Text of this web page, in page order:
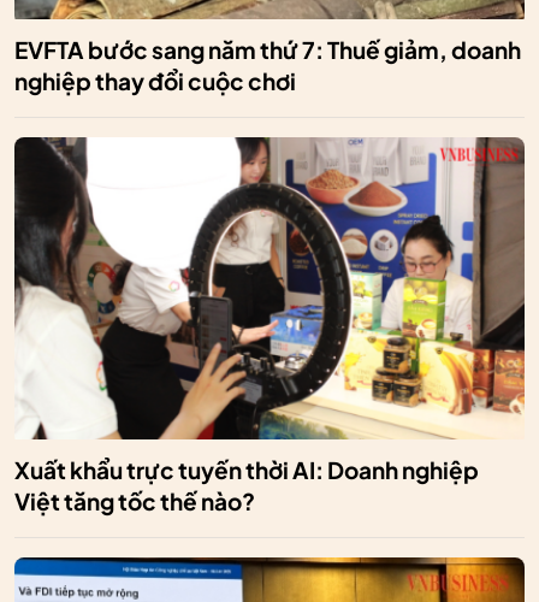
EVFTA bước sang năm thứ 7: Thuế giảm, doanh
nghiệp thay đổi cuộc chơi
Xuất khẩu trực tuyến thời AI: Doanh nghiệp
Việt tăng tốc thế nào?